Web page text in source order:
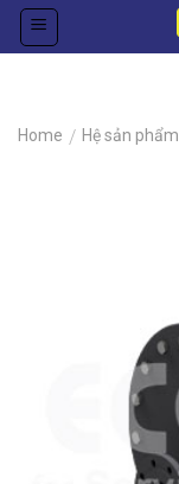
Skip
Home / Hệ sản phẩm